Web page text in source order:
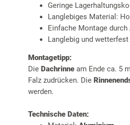
Geringe
Langlebiges Material:
Einfache Montage
Langlebig und
Montagetipp:
Die Dachrinne am Ende ca. 5
Falz zudrücken. Die
werden.
Technische Daten: